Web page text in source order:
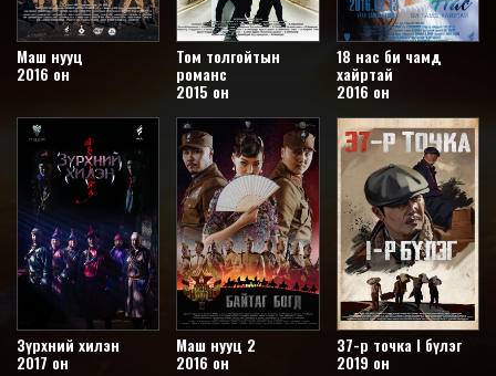
Маш нууц
2016 он
Том толгойтын
романс
2015 он
18 нас би чамд
хайртай
2016 он
Зүрхний хилэн
2017 он
Маш нууц 2
2016 он
37-р точка I бүлэг
2019 он